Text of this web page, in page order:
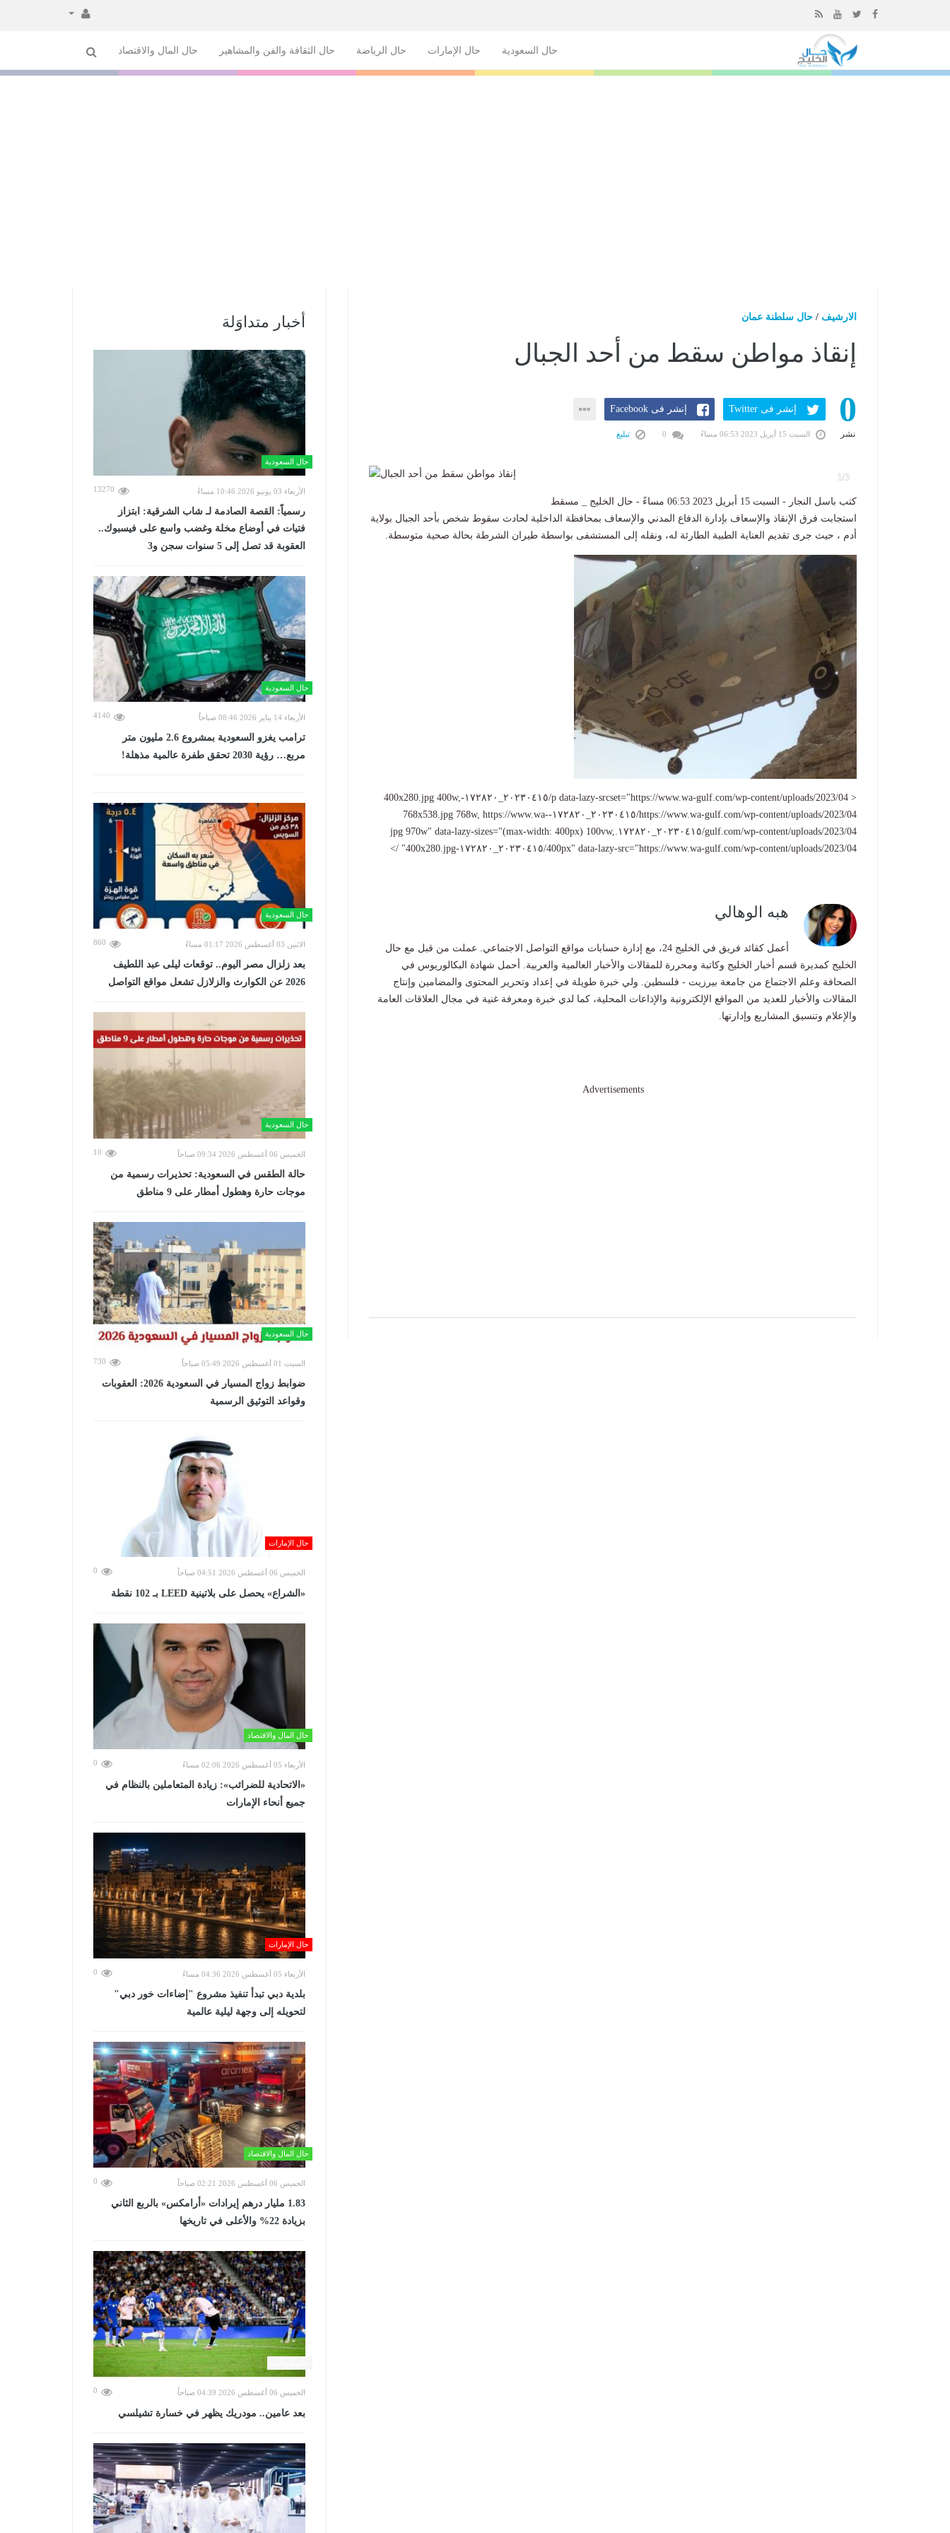
المحتوى
حال السعودية حال الإمارات حال الرياضة حال الثقافة والفن والمشاهير حال المال والاقتصاد
الارشيف / حال سلطنة عمان
إنقاذ مواطن سقط من أحد الجبال
0
نشر
إنشر فى Twitter إنشر فى Facebook
السبت 15 أبريل 2023 06:53 مساءً تبليغ
1/3
كتب باسل النجار - السبت 15 أبريل 2023 06:53 مساءً - حال الخليج _ مسقط
استجابت فرق الإنقاذ والإسعاف بإدارة الدفاع المدني والإسعاف بمحافظة ‎الداخلية لحادث سقوط شخص بأحد الجبال بولاية
< p data-lazy-srcset="https://www.wa-gulf.com/wp-content/uploads/2023/04/٢٠٢٣٠٤١٥_١٧٢٨٢٠-400x280.jpg 400w,
https://www.wa-gulf.com/wp-content/uploads/2023/04/٢٠٢٣٠٤١٥_١٧٢٨٢٠-768x538.jpg 768w, https://www.wa-
gulf.com/wp-content/uploads/2023/04/٢٠٢٣٠٤١٥_١٧٢٨٢٠.jpg 970w" data-lazy-sizes="(max-width: 400px) 100vw,
400px" data-lazy-src="https://www.wa-gulf.com/wp-content/uploads/2023/04/٢٠٢٣٠٤١٥_١٧٢٨٢٠-400x280.jpg" />
هبه الوهالي
أعمل كقائد فريق في الخليج 24، مع إدارة حسابات مواقع التواصل الاجتماعي. عملت من قبل مع حال
الخليج كمديرة قسم أخبار الخليج وكاتبة ومحررة للمقالات والأخبار العالمية والعربية. أحمل شهادة البكالوريوس في
الصحافة وعلم الاجتماع من جامعة بيرزيت - فلسطين. ولي خبرة طويلة في إعداد وتحرير المحتوى والمضامين وإنتاج
المقالات والأخبار للعديد من المواقع الإلكترونية والإذاعات المحلية، كما لدي خبرة ومعرفة غنية في مجال العلاقات العامة
والإعلام وتنسيق المشاريع وإدارتها.
Advertisements
أخبار متداوَلة
حال السعودية
الأربعاء 03 يونيو 2026 10:46 مساءً 13270
رسمياً: القصة الصادمة لـ شاب الشرقية: ابتزاز
فتيات في أوضاع مخلة وغضب واسع على فيسبوك..
العقوبة قد تصل إلى 5 سنوات سجن و3
حال السعودية
الأربعاء 14 يناير 2026 08:46 صباحاً 4140
ترامب يغزو السعودية بمشروع 2.6 مليون متر
مربع… رؤية 2030 تحقق طفرة عالمية مذهلة!
حال السعودية
الاثنين 03 أغسطس 2026 01:17 مساءً 860
بعد زلزال مصر اليوم.. توقعات ليلى عبد اللطيف
2026 عن الكوارث والزلازل تشعل مواقع التواصل
حال السعودية
الخميس 06 أغسطس 2026 09:34 صباحاً 10
حالة الطقس في السعودية: تحذيرات رسمية من
موجات حارة وهطول أمطار على 9 مناطق
حال السعودية
السبت 01 أغسطس 2026 05:49 صباحاً 730
ضوابط زواج المسيار في السعودية 2026: العقوبات
وقواعد التوثيق الرسمية
حال الإمارات
الخميس 06 أغسطس 2026 04:51 صباحاً 0
«الشراع» يحصل على بلاتينية LEED بـ 102 نقطة
حال المال والاقتصاد
الأربعاء 05 أغسطس 2026 02:06 مساءً 0
«الاتحادية للضرائب»: زيادة المتعاملين بالنظام في
جميع أنحاء الإمارات
حال الإمارات
الأربعاء 05 أغسطس 2026 04:36 مساءً 0
بلدية دبي تبدأ تنفيذ مشروع "إضاءات خور دبي"
لتحويله إلى وجهة ليلية عالمية
حال المال والاقتصاد
الخميس 06 أغسطس 2026 02:21 صباحاً 0
‏1.83 مليار درهم إيرادات «أرامكس» بالربع الثاني
بزيادة 22% والأعلى في تاريخها
الخميس 06 أغسطس 2026 04:39 صباحاً 0
بعد عامين.. مودريك يظهر في خسارة تشيلسي